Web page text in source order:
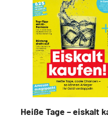
Heiße Tage – eiskalt